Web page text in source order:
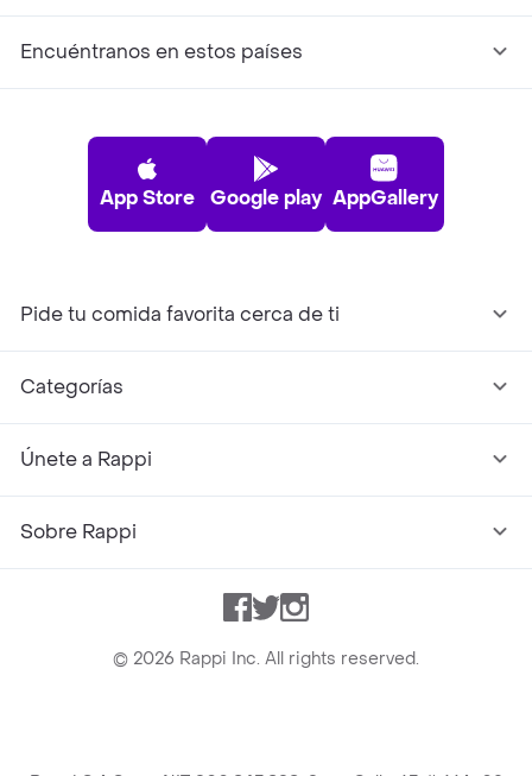
Encuéntranos en estos países
App Store Google play AppGallery
Pide tu comida favorita cerca de ti
Categorías
Únete a Rappi
Sobre Rappi
Facebook
TwitterInstagram
© 2026 Rappi Inc. All rights reserved.